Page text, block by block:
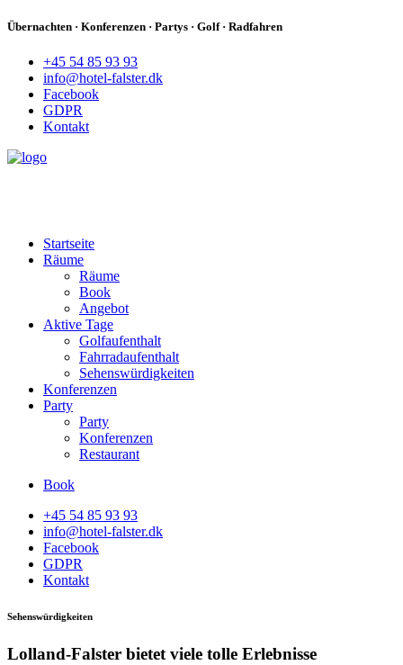
Übernachten · Konferenzen · Partys · Golf · Radfahren
+45 54 85 93 93
info@hotel-falster.dk
Facebook
GDPR
Kontakt
Startseite
Räume
Räume
Book
Angebot
Aktive Tage
Golfaufenthalt
Fahrradaufenthalt
Sehenswürdigkeiten
Konferenzen
Party
Party
Konferenzen
Restaurant
Book
+45 54 85 93 93
info@hotel-falster.dk
Facebook
GDPR
Kontakt
Sehenswürdigkeiten
Lolland-Falster bietet viele tolle Erlebnisse